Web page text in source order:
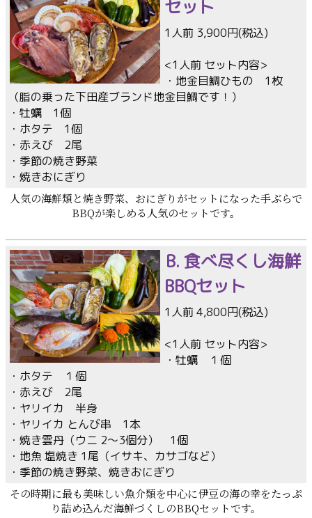
セット
1人前 3,900円(税込)
<1人前 セット内容>
・地金目鯛ひもの 1枚
（脂の乗った下田産ブランド地金目鯛です！）
・牡蠣 1個
・ホタテ 1個
・赤えび 2尾
・季節の焼き野菜
・焼きおにぎり
人気の海鮮類と焼き野菜、おにぎりがセットになった手ぶらで
BBQが楽しめる人気のセットです。
B. 食べ尽くし海鮮
BBQセット
1人前 4,800円(税込)
<1人前 セット内容>
・牡蠣 １個
・ホタテ １個
・赤えび 2尾
・ヤリイカ 半身
・ヤリイカ とんび串 1本
・焼き雲丹（ウニ 2〜3個分） 1個
・地魚 塩焼き 1尾（イサキ、カサゴなど）
・季節の焼き野菜、焼きおにぎり
その時期に最も美味しい魚介類を中心に伊豆の海の幸をたっぷ
り詰め込んだ海鮮づくしのBBQセットです。